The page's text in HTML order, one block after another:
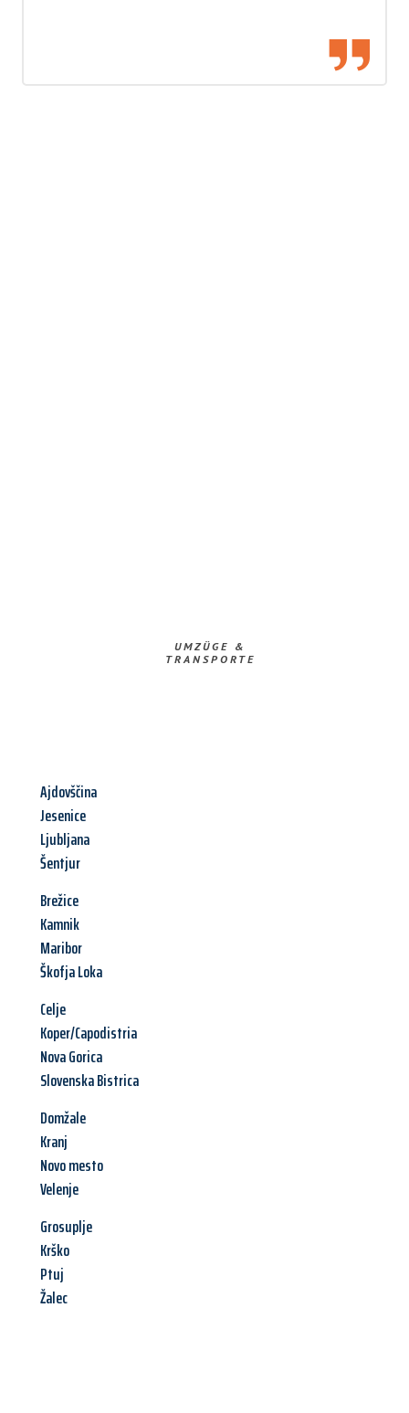
UMZÜGE &
TRANSPORTE
Ajdovščina
Jesenice
Ljubljana
Šentjur
Brežice
Kamnik
Maribor
Škofja Loka
Celje
Koper/Capodistria
Nova Gorica
Slovenska Bistrica
Domžale
Kranj
Novo mesto
Velenje
Grosuplje
Krško
Ptuj
Žalec